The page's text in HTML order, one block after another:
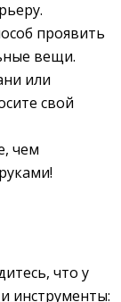
проявить
вещи.
или
свой
чем
что у
инструменты: